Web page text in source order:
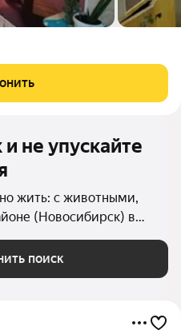
не упускайте
жить: с животными,
(Новосибирск) в
поиск